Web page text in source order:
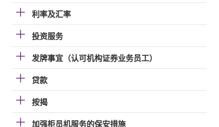
利率及汇率
投资服务
发牌事宜（认可机构证券业务员工）
贷款
按揭
加强柜员机服务的保安措施